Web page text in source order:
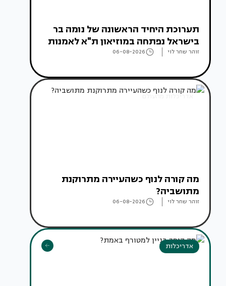
תערוכת היחיד הראשונה של נומה בר
בישראל נפתחה במוזיאון ת"א לאמנות
זוהר שחר לוי 06-08-2026
אדריכלות מהעולם
מה קורה לנוף כשהעיירה מתרוקנת
מתושביה?
זוהר שחר לוי 06-08-2026
אדריכלות